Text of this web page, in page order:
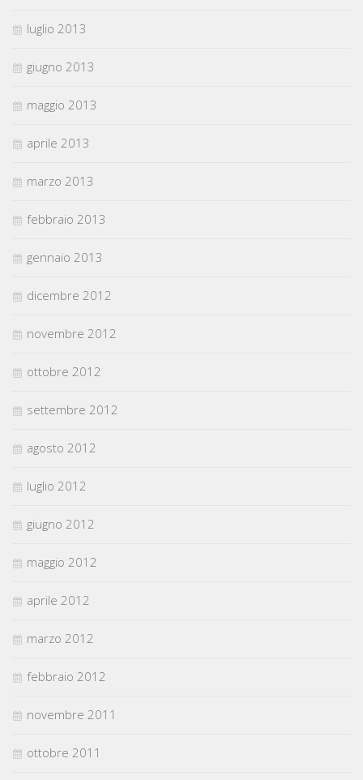
luglio 2013
giugno 2013
maggio 2013
aprile 2013
marzo 2013
febbraio 2013
gennaio 2013
dicembre 2012
novembre 2012
ottobre 2012
settembre 2012
agosto 2012
luglio 2012
giugno 2012
maggio 2012
aprile 2012
marzo 2012
febbraio 2012
novembre 2011
ottobre 2011